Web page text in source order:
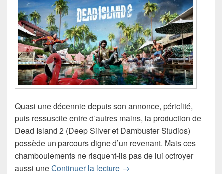
Quasi une décennie depuis son annonce, périclité,
puis ressuscité entre d’autres mains, la production de
Dead Island 2 (Deep Silver et Dambuster Studios)
possède un parcours digne d’un revenant. Mais ces
chamboulements ne risquent-ils pas de lui octroyer
aussi uneContinuer la lecture Chronique Jeu Vidéo Dead
→